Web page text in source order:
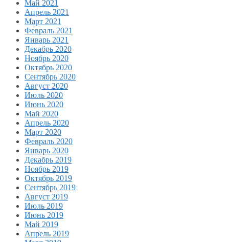
Май 2021
Апрель 2021
Март 2021
Февраль 2021
Январь 2021
Декабрь 2020
Ноябрь 2020
Октябрь 2020
Сентябрь 2020
Август 2020
Июль 2020
Июнь 2020
Май 2020
Апрель 2020
Март 2020
Февраль 2020
Январь 2020
Декабрь 2019
Ноябрь 2019
Октябрь 2019
Сентябрь 2019
Август 2019
Июль 2019
Июнь 2019
Май 2019
Апрель 2019